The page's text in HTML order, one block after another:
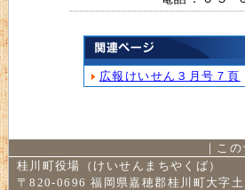
広報けいせん３月号７頁
｜ この
桂川町役場（けいせんまちやくば）
〒820-0696 福岡県嘉穂郡桂川町大字